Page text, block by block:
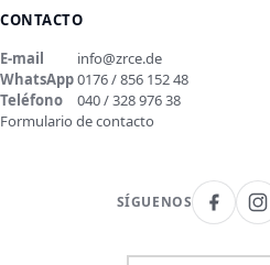
CONTACTO
E-mail
info@zrce.de
WhatsApp0176 / 856 152 48
Teléfono
040 / 328 976 38
Formulario de contacto
SÍGUENOS